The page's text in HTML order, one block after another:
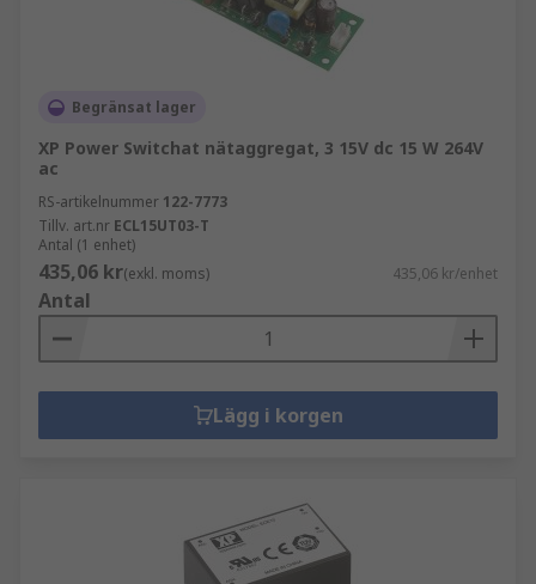
Begränsat lager
XP Power Switchat nätaggregat, 3 15V dc 15 W 264V
ac
RS-artikelnummer 122-7773
Tillv. art.nr ECL15UT03-T
Antal (1 enhet)
435,06 kr(exkl. moms) 435,06 kr/enhet
Antal
Lägg i korgen